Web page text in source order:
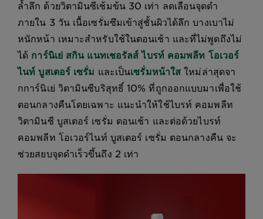
ล้ำลึก ด้วยวิตามินซีเช้มข้น 30 เท่า ลดเลือนจุดดำ
ภายใน 3 วัน เนื้อเซรั่มซึมเข้าสู่ชั้นผิวได้ลึก บางเบาไม่
หนักหน้า เหมาะสำหรับใช้ในตอนเช้า และที่ไม่พูดถึงไม่
ได้ การ์นิเย่ สกิน แนทเชอรัลส์ ไบรท์ คอมพลีท โอเวอร์
ไนท์ บูสเตอร์ เซรั่ม และเป็นเซรั่มหน้าใส ใหม่ล่าสุดจา
กการ์นิเย่ วิตามินซีบริสุทธิ์ 10% ที่ถูกออกแบบมาเพื่อใช้
ตอนกลางคืนโดยเฉพาะ แนะนำให้ใช้ไบรท์ คอมพลีท
วิตามินซี บูสเตอร์ เซรั่ม ตอนเช้า และต่อด้วยไบรท์
คอมพลีท โอเวอร์ไนท์ บูสเตอร์ เซรั่ม ตอนกลางคืน จะ
ช่วยสยบจุดดำเร็วขึ้นถึง 2 เท่า